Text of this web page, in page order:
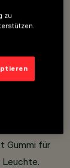
Ø102 -
Gummi für
Leuchte.
zu